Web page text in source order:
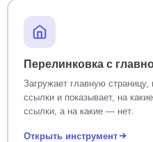
Перелинковка с
Загружает главную страницу,
ссылки и показывает, на
ссылки, а на какие — нет.
Открыть инструмент